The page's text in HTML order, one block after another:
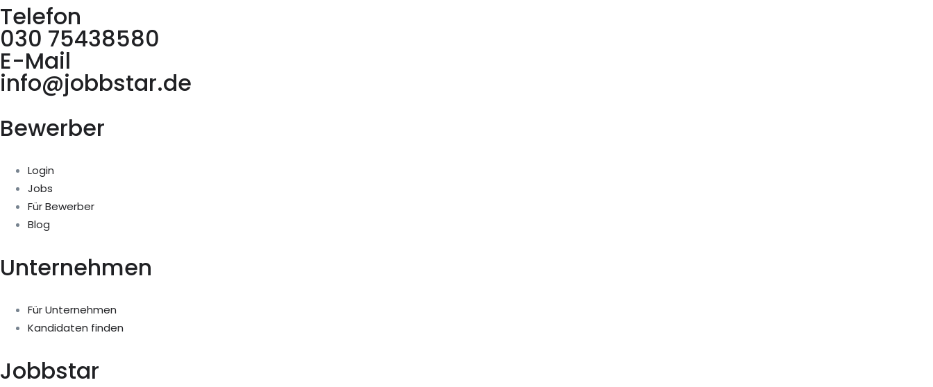
Telefon
030 75438580
E-Mail
info@jobbstar.de
Bewerber
Login
Jobs
Für Bewerber
Blog
Unternehmen
Für Unternehmen
Kandidaten finden
Jobbstar